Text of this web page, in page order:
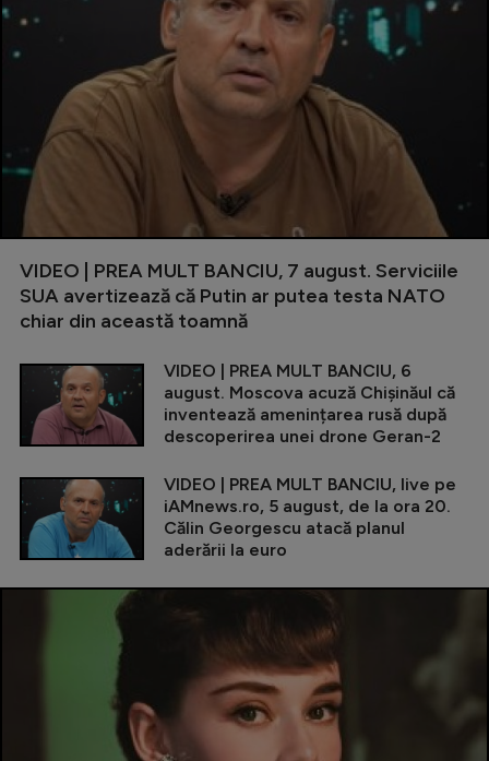
VIDEO | PREA MULT BANCIU, 7 august. Serviciile
SUA avertizează că Putin ar putea testa NATO
chiar din această toamnă
VIDEO | PREA MULT BANCIU, 6
august. Moscova acuză Chișinăul că
inventează amenințarea rusă după
descoperirea unei drone Geran-2
VIDEO | PREA MULT BANCIU, live pe
iAMnews.ro, 5 august, de la ora 20.
Călin Georgescu atacă planul
aderării la euro